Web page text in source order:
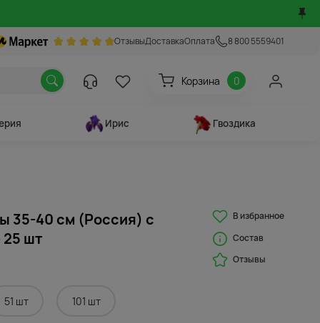
ОтзывыДоставкаОплата 8 800 5559401
Корзина 0
Ирис Гвоздика
35-40 см (Россия) с
25 шт
51 шт 101 шт
В избранное
Состав
Отзывы